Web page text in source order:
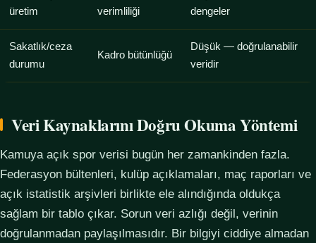
üretim
verimliliği
dengeler
Sakatlık/ceza
durumu
Kadro bütünlüğü
Düşük — doğrulanabilir
veridir
Veri Kaynaklarını Doğru Okuma Yöntemi
Kamuya açık spor verisi bugün her zamankinden fazla.
Federasyon bültenleri, kulüp açıklamaları, maç raporları ve
açık istatistik arşivleri birlikte ele alındığında oldukça
sağlam bir tablo çıkar. Sorun veri azlığı değil, verinin
doğrulanmadan paylaşılmasıdır. Bir bilgiyi ciddiye almadan